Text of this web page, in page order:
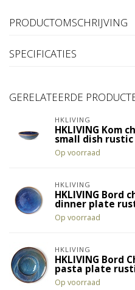
PRODUCTOMSCHRIJVING
SPECIFICATIES
GERELATEERDE
HKLIVING
HKLIVING Kom
small dish
Op voorraad
HKLIVING
HKLIVING Bord
dinner plate
Op voorraad
HKLIVING
HKLIVING Bord
pasta plate
Op voorraad